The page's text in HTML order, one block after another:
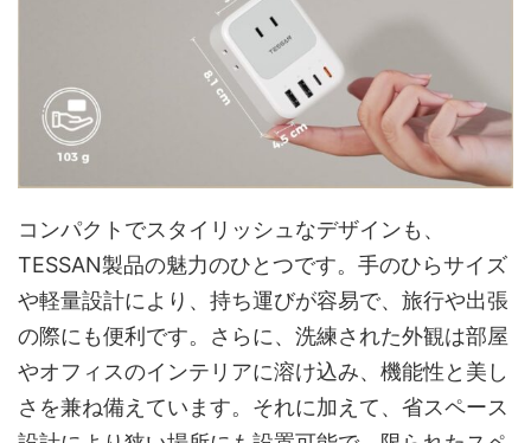
コンパクトでスタイリッシュなデザインも、
TESSAN製品の魅力のひとつです。手のひらサイズ
や軽量設計により、持ち運びが容易で、旅行や出張
の際にも便利です。さらに、洗練された外観は部屋
やオフィスのインテリアに溶け込み、機能性と美し
さを兼ね備えています。それに加えて、省スペース